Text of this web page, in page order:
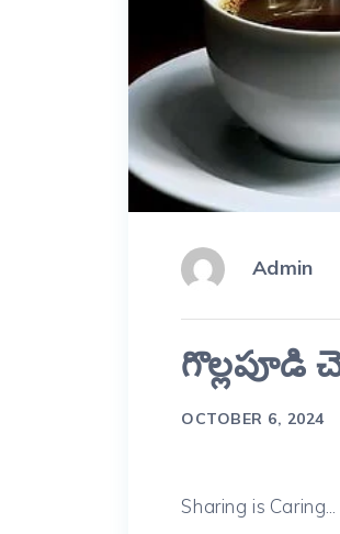
Admin
గొల్లపూడి
OCTOBER 6, 2024
Sharing is Caring...